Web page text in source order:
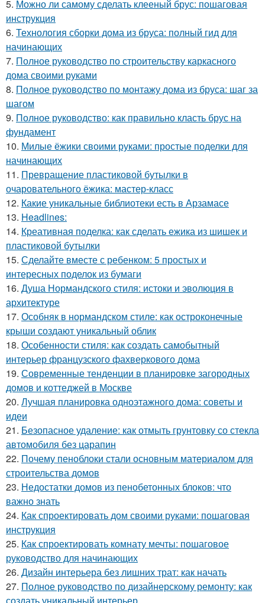
5. Можно ли самому сделать клееный брус: пошаговая
инструкция
6. Технология сборки дома из бруса: полный гид для
начинающих
7. Полное руководство по строительству каркасного
дома своими руками
8. Полное руководство по монтажу дома из бруса: шаг за
шагом
9. Полное руководство: как правильно класть брус на
фундамент
10. Милые ёжики своими руками: простые поделки для
начинающих
11. Превращение пластиковой бутылки в
очаровательного ёжика: мастер-класс
12. Какие уникальные библиотеки есть в Арзамасе
13. Headlines:
14. Креативная поделка: как сделать ежика из шишек и
пластиковой бутылки
15. Сделайте вместе с ребенком: 5 простых и
интересных поделок из бумаги
16. Душа Нормандского стиля: истоки и эволюция в
архитектуре
17. Особняк в нормандском стиле: как остроконечные
крыши создают уникальный облик
18. Особенности стиля: как создать самобытный
интерьер французского фахверкового дома
19. Современные тенденции в планировке загородных
домов и коттеджей в Москве
20. Лучшая планировка одноэтажного дома: советы и
идеи
21. Безопасное удаление: как отмыть грунтовку со стекла
автомобиля без царапин
22. Почему пеноблоки стали основным материалом для
строительства домов
23. Недостатки домов из пенобетонных блоков: что
важно знать
24. Как спроектировать дом своими руками: пошаговая
инструкция
25. Как спроектировать комнату мечты: пошаговое
руководство для начинающих
26. Дизайн интерьера без лишних трат: как начать
27. Полное руководство по дизайнерскому ремонту: как
создать уникальный интерьер